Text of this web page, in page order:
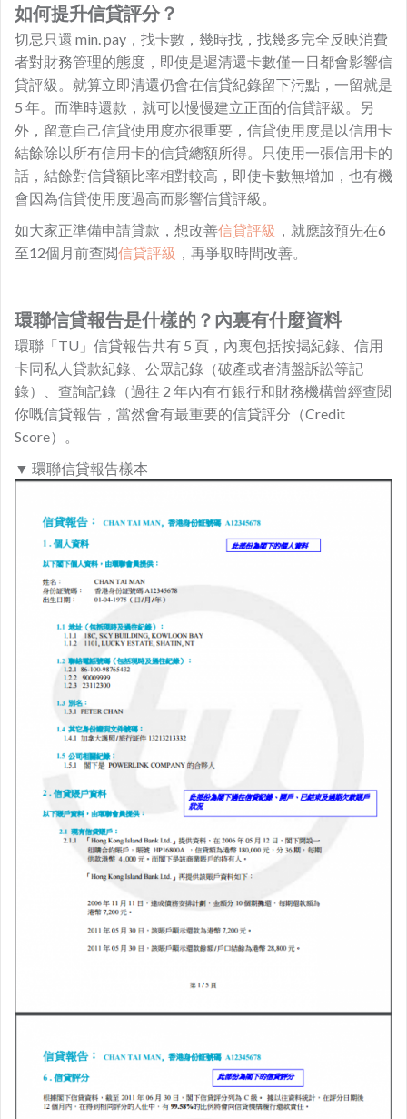
如何提升信貸評分？
切忌只還 min. pay，找卡數，幾時找，找幾多完全反映消費
者對財務管理的態度，即使是遲清還卡數僅一日都會影響信
貸評級。就算立即清還仍會在信貸紀錄留下污點，一留就是
5 年。而準時還款，就可以慢慢建立正面的信貸評級。另
外，留意自己信貸使用度亦很重要，信貸使用度是以信用卡
結餘除以所有信用卡的信貸總額所得。只使用一張信用卡的
話，結餘對信貸額比率相對較高，即使卡數無增加，也有機
會因為信貸使用度過高而影響信貸評級。
如大家正準備申請貸款，想改善信貸評級
，就應該預先在6
至12個月前查閲信貸評級 ，再爭取時間改善。
環聯信貸報告是什樣的？內裏有什麼資料
環聯「TU」信貸報告共有 5 頁，內裏包括按揭紀錄、信用
卡同私人貸款紀錄、公眾記錄（破產或者清盤訴訟等記
錄）、查詢記錄（過往 2 年內有冇銀行和財務機構曾經查閱
你嘅信貸報告，當然會有最重要的信貸評分（Credit
Score）。
▼ 環聯信貸報告樣本